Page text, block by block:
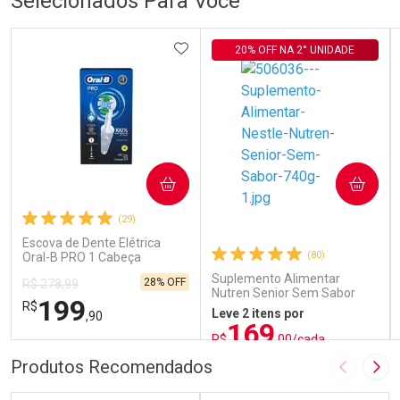
(29)
Escova de Dente Elétrica
Oral-B PRO 1 Cabeça
Redonda Recarregável 1
Unidade
R$ 278,99
R$199,90
28% OFF
ADICIONAR AOS FAVORITOS
COMPRAR
FECHAR
FECHAR
Por Menos
(80)
Suplemento Alimentar
Nutren Senior Sem Sabor
740g
20% OFF NA 2° UNIDADE
Leve 2 itens por
R$169,00/cada
COMPRAR
Por Menos
Produtos Recomendados Imagem